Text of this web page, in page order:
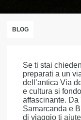
BLOG
Se ti stai
preparati a un
dell’antica Via
e cultura si
affascinante. Da
Samarcanda e
di viaggio ti